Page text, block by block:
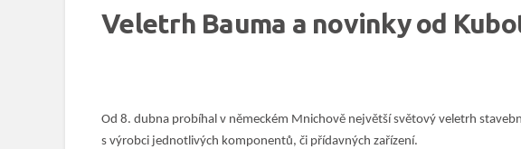
Veletrh Bauma a novinky od
Od 8. dubna probíhal v německém Mnichově největší světový veletrh
s výrobci jednotlivých komponentů, či přídavných zařízení.